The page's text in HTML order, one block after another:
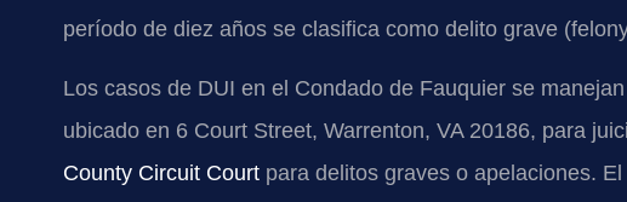
período de diez años se clasifica como delito grave
Los casos de DUI en el Condado de Fauquier se manejan
ubicado en 6 Court Street, Warrenton, VA 20186, para
County Circuit Court para delitos graves o apelaciones.